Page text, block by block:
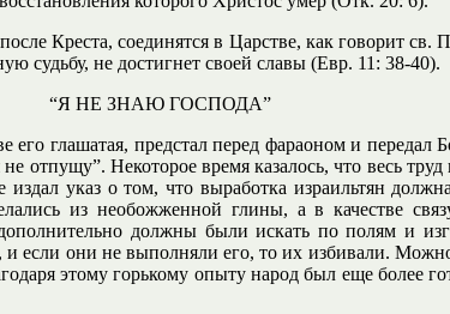
Креста, соединятся в Царстве, как говорит
судьбу, не достигнет своей славы (Евр. 11: 38-40).
“Я НЕ ЗНАЮ ГОСПОДА”
глашатая, предстал перед фараоном и
отпущу”. Некоторое время казалось, что весь
указ о том, что выработка израильтян
из необожженной глины, а в качестве
должны были искать по полям и
если они не выполняли его, то их избивали.
этому горькому опыту народ был еще более